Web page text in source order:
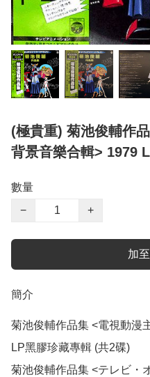
(極貴重) 菊池俊輔作
背景音樂合輯> 1979
數量
−
+
加
簡介
菊池俊輔作品集 <電視動漫
LP黑膠珍藏專輯 (共2碟)
菊池俊輔作品集 <テレビ・